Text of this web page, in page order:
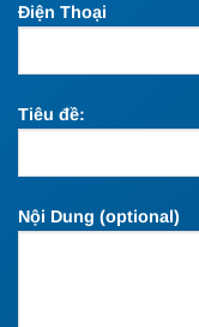
Điện Thoại
Tiêu đề:
Nội Dung (optional)